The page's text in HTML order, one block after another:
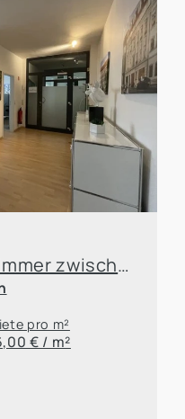
Wollten Sie schon immer zwischen Dom und Mediapark sitzen?
pro m²
€ / m²